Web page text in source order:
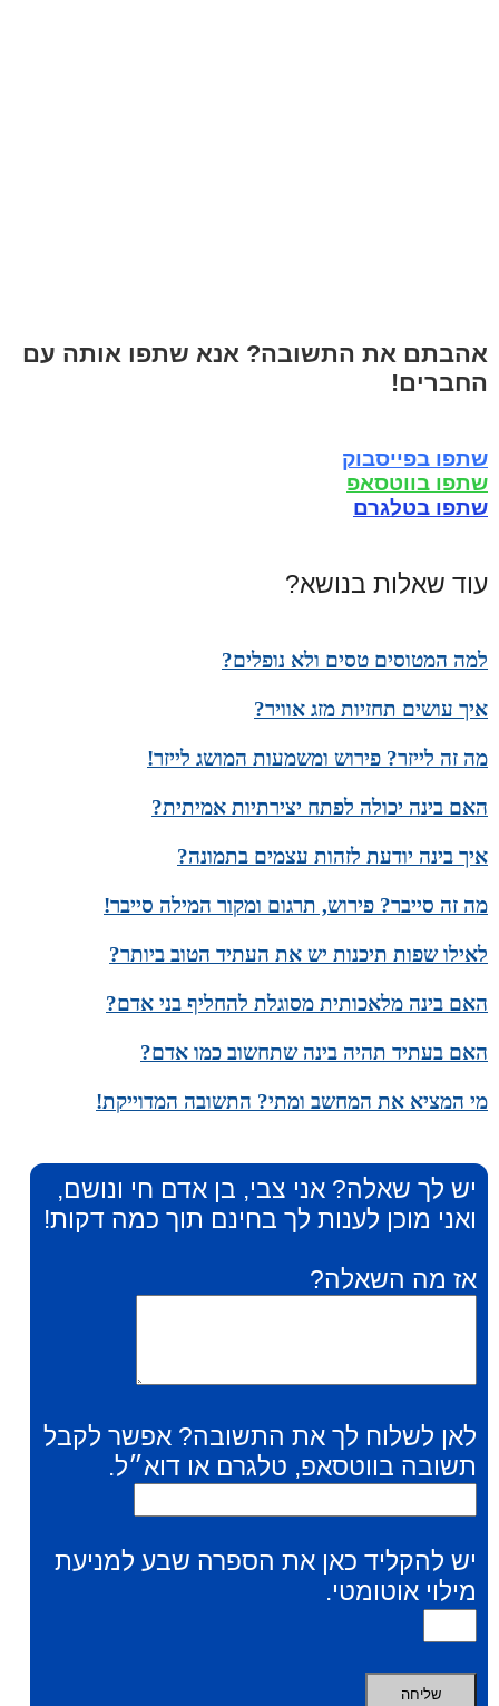
אהבתם את התשובה? אנא שתפו אותה עם
החברים!
שתפו בפייסבוק
שתפו בווטסאפ
שתפו בטלגרם
עוד שאלות בנושא?
למה המטוסים טסים ולא נופלים?
איך עושים תחזיות מזג אוויר?
מה זה לייזר? פירוש ומשמעות המושג לייזר!
האם בינה יכולה לפתח יצירתיות אמיתית?
איך בינה יודעת לזהות עצמים בתמונה?
מה זה סייבר? פירוש, תרגום ומקור המילה סייבר!
לאילו שפות תיכנות יש את העתיד הטוב ביותר?
האם בינה מלאכותית מסוגלת להחליף בני אדם?
האם בעתיד תהיה בינה שתחשוב כמו אדם?
מי המציא את המחשב ומתי? התשובה המדוייקת!
יש לך שאלה? אני צבי, בן אדם חי ונושם,
ואני מוכן לענות לך בחינם תוך כמה דקות!
אז מה השאלה?
לאן לשלוח לך את התשובה? אפשר לקבל
תשובה בווטסאפ, טלגרם או דוא״ל.
יש להקליד כאן את הספרה שבע למניעת
מילוי אוטומטי.